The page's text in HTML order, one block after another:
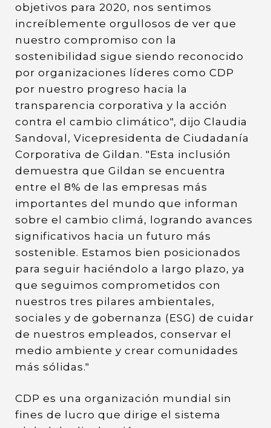
objetivos para 2020, nos sentimos
increíblemente orgullosos de ver que
nuestro compromiso con la
sostenibilidad sigue siendo reconocido
por organizaciones líderes como CDP
por nuestro progreso hacia la
transparencia corporativa y la acción
contra el cambio climático", dijo Claudia
Sandoval, Vicepresidenta de Ciudadanía
Corporativa de Gildan. "Esta inclusión
demuestra que Gildan se encuentra
entre el 8% de las empresas más
importantes del mundo que informan
sobre el cambio climá, logrando avances
significativos hacia un futuro más
sostenible. Estamos bien posicionados
para seguir haciéndolo a largo plazo, ya
que seguimos comprometidos con
nuestros tres pilares ambientales,
sociales y de gobernanza (ESG) de cuidar
de nuestros empleados, conservar el
medio ambiente y crear comunidades
más sólidas."
CDP es una organización mundial sin
fines de lucro que dirige el sistema